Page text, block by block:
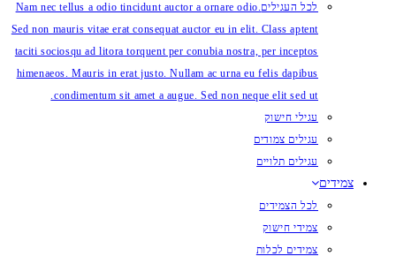
לכל העגיליםNam nec tellus a odio tincidunt auctor a ornare odio.
Sed non mauris vitae erat consequat auctor eu in elit. Class aptent
taciti sociosqu ad litora torquent per conubia nostra, per inceptos
himenaeos. Mauris in erat justo. Nullam ac urna eu felis dapibus
condimentum sit amet a augue. Sed non neque elit sed ut.
עגילי חישוק
עגילים צמודים
עגילים תלויים
צמידים
לכל הצמידים
צמידי חישוק
צמידים לכלות